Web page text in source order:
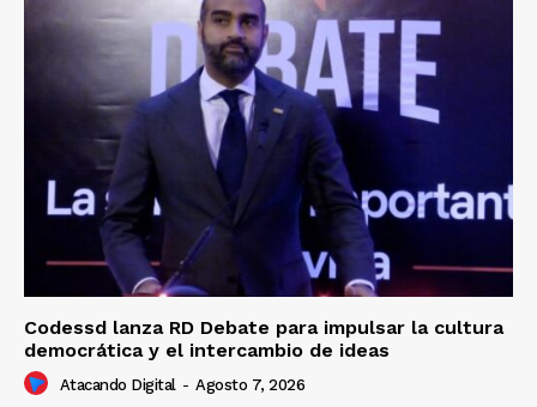
Codessd lanza RD Debate para impulsar la cultura
democrática y el intercambio de ideas
Atacando Digital - Agosto 7, 2026